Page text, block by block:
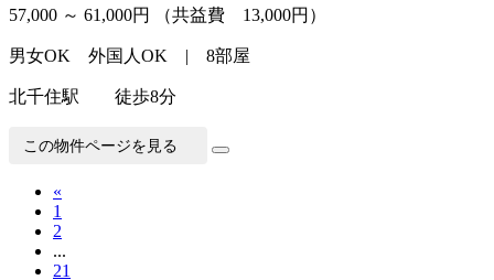
57,000 ～ 61,000円 （共益費 13,000円）
男女OK 外国人OK | 8部屋
北千住駅 徒歩8分
この物件ページを見る
«
1
2
...
21